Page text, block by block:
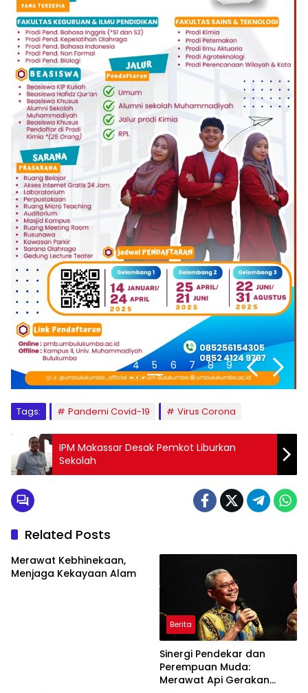
4 5 6 7 8 9
Tags: Pandemi Covid-19 Virus Corona
IPM Makassar Desak Pemkot Liburkan
Sekolah
Related Posts
Merawat Kebhinekaan,
Menjaga Kekayaan Alam
Berita
Sinergi Pendekar dan
Perempuan Muda:
Merawat Api Gerakan